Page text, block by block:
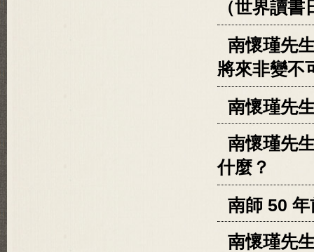
（世界讀書
南懷瑾先
將來非變不
南懷瑾先
南懷瑾先
什麼？
南師 50
南懷瑾先